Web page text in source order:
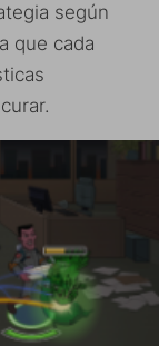
según
que cada